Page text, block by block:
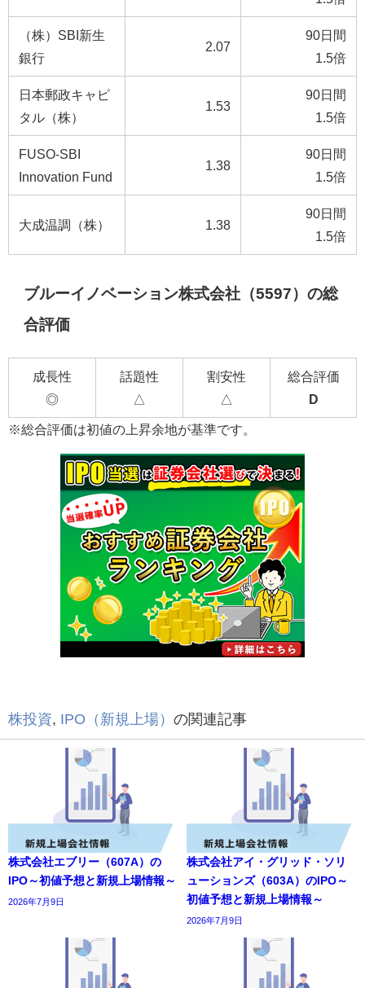
（株）SBI新生
銀行
2.07
90日間
1.5倍
日本郵政キャピ
タル（株）
1.53
90日間
1.5倍
FUSO-SBI
Innovation Fund
1.38
90日間
1.5倍
大成温調（株） 1.38
90日間
1.5倍
ブルーイノベーション株式会社（5597）の総
合評価
成長性
◎
話題性
△
割安性
△
総合評価
D
※総合評価は初値の上昇余地が基準です。
株投資, IPO（新規上場） の関連記事
株式会社エブリー（607A）の
IPO～初値予想と新規上場情報～
2026年7月9日
株式会社アイ・グリッド・ソリ
ューションズ（603A）のIPO～
初値予想と新規上場情報～
2026年7月9日